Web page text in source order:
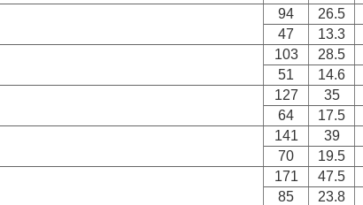
94 26.5
47
13.3
103 28.5
51
14.6
127 35
64
17.5
141 39
70
19.5
171 47.5
85
23.8